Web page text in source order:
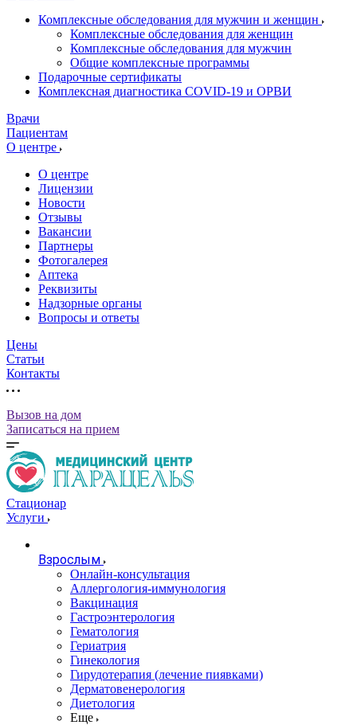
Комплексные обследования для мужчин и женщин
Комплексные обследования для женщин
Комплексные обследования для мужчин
Общие комплексные программы
Подарочные сертификаты
Комплексная диагностика COVID-19 и ОРВИ
Врачи
Пациентам
О центре
О центре
Лицензии
Новости
Отзывы
Вакансии
Партнеры
Фотогалерея
Аптека
Реквизиты
Надзорные органы
Вопросы и ответы
Цены
Статьи
Контакты
Вызов на дом
Записаться на прием
Стационар
Услуги
Взрослым
Онлайн-консультация
Аллергология-иммунология
Вакцинация
Гастроэнтерология
Гематология
Гериатрия
Гинекология
Гирудотерапия (лечение пиявками)
Дерматовенерология
Диетология
Еще